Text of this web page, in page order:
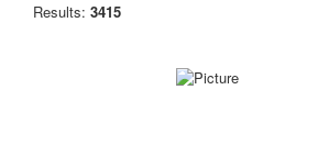
Results: 3415